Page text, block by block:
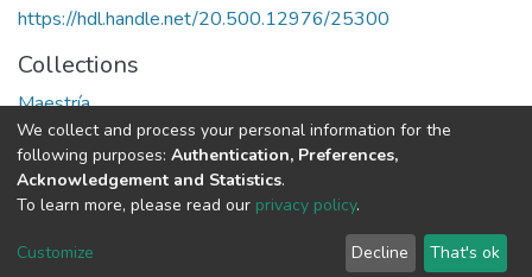
https://hdl.handle.net/20.500.12976/25300
Collections
Maestría
Full item page
DSpace software copyright © 2002-2026
Cookie
End User
Agreement
Send
Feedback
We collect and process your personal information for the
following purposes: Authentication, Preferences,
Acknowledgement and Statistics.
To learn more, please read our privacy policy.
Customize Decline That's ok